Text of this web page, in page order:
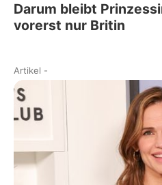
Darum bleibt
vorerst nur Britin
Artikel -